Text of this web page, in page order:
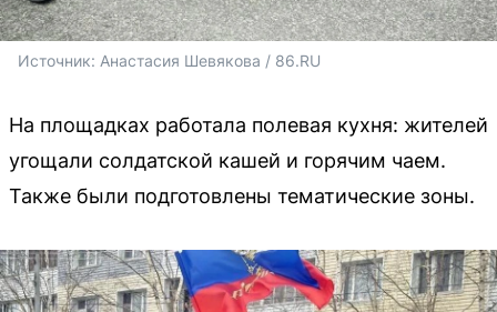
Источник: Анастасия Шевякова / 86.RU
На площадках работала полевая кухня: жителей
угощали солдатской кашей и горячим чаем.
Также были подготовлены тематические зоны.